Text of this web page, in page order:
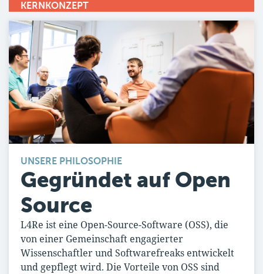
KERNKONZEPT
UNSERE PHILOSOPHIE
Gegründet auf Open
Source
L4Re ist eine Open-Source-Software (OSS), die
von einer Gemeinschaft engagierter
Wissenschaftler und Softwarefreaks entwickelt
und gepflegt wird. Die Vorteile von OSS sind